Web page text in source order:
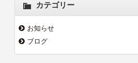
カテゴリー
お知らせ
ブログ